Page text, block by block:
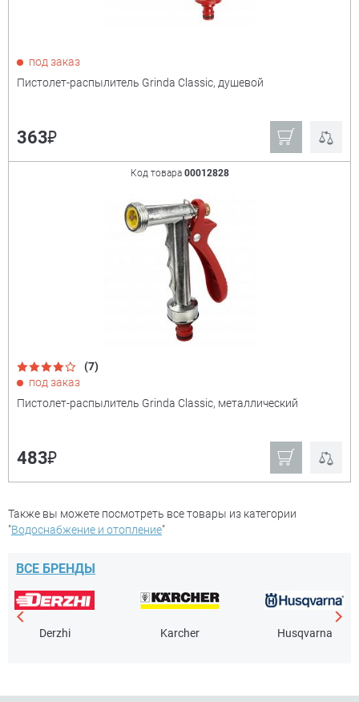
под заказ
Пистолет-распылитель Grinda Classic, душевой
363₽
Код товара 00012828
(7)
под заказ
Пистолет-распылитель Grinda Classic, металлический
483₽
Также вы можете посмотреть все товары из категории
"Водоснабжение и отопление"
ВСЕ БРЕНДЫ
Derzhi Karcher Husqvarna